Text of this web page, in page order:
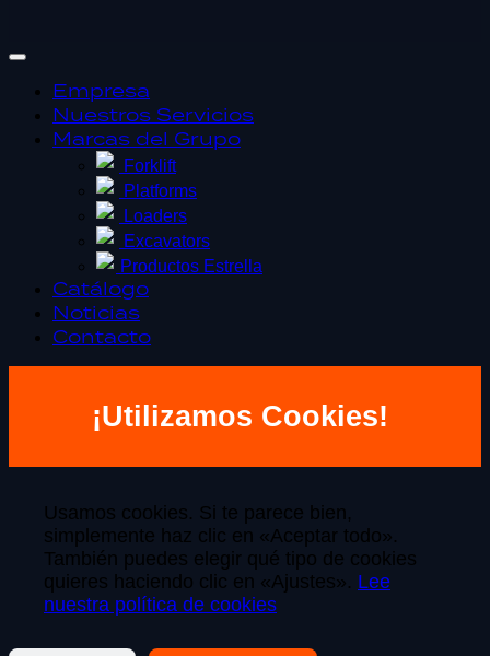
Empresa
Nuestros Servicios
Marcas del Grupo
Forklift
Platforms
Loaders
Excavators
Productos Estrella
Catálogo
Noticias
Contacto
¡Utilizamos Cookies!
Usamos cookies. Si te parece bien,
simplemente haz clic en «Aceptar todo».
También puedes elegir qué tipo de cookies
quieres haciendo clic en «Ajustes». Lee
nuestra política de cookies